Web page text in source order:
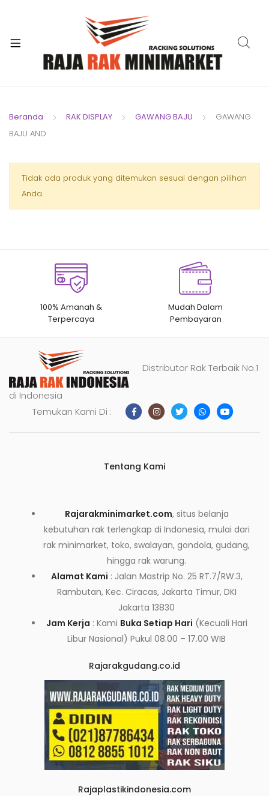
Beranda RAK DISPLAY GAWANG BAJU
GAWANG
BAJU AND
Tidak ada produk yang ditemukan sesuai dengan pilihan
Anda.
100% Amanah &
Terpercaya
Mudah Dalam
Pembayaran
Distributor Rak Terbaik No.1
di Indonesia
Temukan Kami Di :
Tentang Kami
Rajarakminimarket.com, situs belanja
kebutuhan rak terlengkap di Indonesia, mulai dari
rak minimarket, toko, swalayan, gondola, gudang,
hingga rak warung.
Alamat Kami : Jalan Mastrip No. 25 RT.7/RW.3,
Rambutan, Kec. Ciracas, Jakarta Timur, DKI
Jakarta 13830
Jam Kerja : Kami Buka Setiap Hari (Kecuali Hari
Libur Nasional) Pukul 08.00 – 17.00 WIB
Rajarakgudang.co.id
Rajaplastikindonesia.com